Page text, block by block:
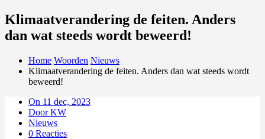
Klimaatverandering de feiten. Anders
dan wat steeds wordt beweerd!
Home Woorden Nieuws
Klimaatverandering de feiten. Anders dan wat steeds wordt
beweerd!
On 11 dec, 2023
Door KW
Nieuws
0 Reacties